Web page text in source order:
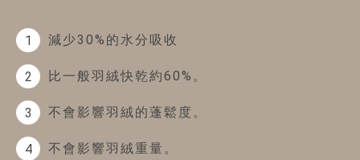
1 減少30%的水分吸收
2 比一般羽絨快乾約60%。
3 不會影響羽絨的蓬鬆度。
4 不會影響羽絨重量。